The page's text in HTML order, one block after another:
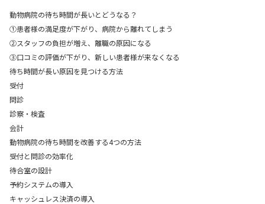
動物病院の待ち時間が長いとどうなる？
①患者様の満足度が下がり、病院から離れてしまう
②スタッフの負担が増え、離職の原因になる
③口コミの評価が下がり、新しい患者様が来なくなる
待ち時間が長い原因を見つける方法
受付
問診
診察・検査
会計
動物病院の待ち時間を改善する4つの方法
受付と問診の効率化
待合室の設計
予約システムの導入
キャッシュレス決済の導入